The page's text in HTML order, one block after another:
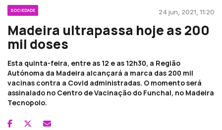
SOCIEDADE 24 jun, 2021, 11:20
Madeira ultrapassa hoje as 200
mil doses
Esta quinta-feira, entre as 12 e as 12h30, a Região
Autónoma da Madeira alcançará a marca das 200 mil
vacinas contra a Covid administradas. O momento será
assinalado no Centro de Vacinação do Funchal, no Madeira
Tecnopolo.